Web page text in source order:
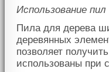
Использование пил
Пила для дерева
деревянных
позволяет
использованы при